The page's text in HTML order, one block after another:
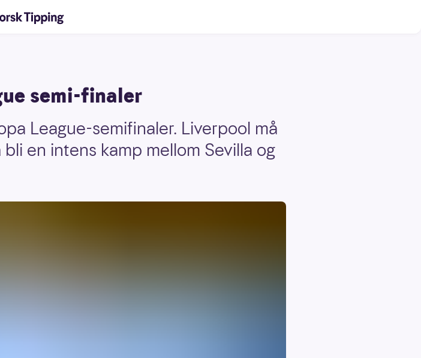
semi-finaler
League-semifinaler. Liverpool må
en intens kamp mellom Sevilla og